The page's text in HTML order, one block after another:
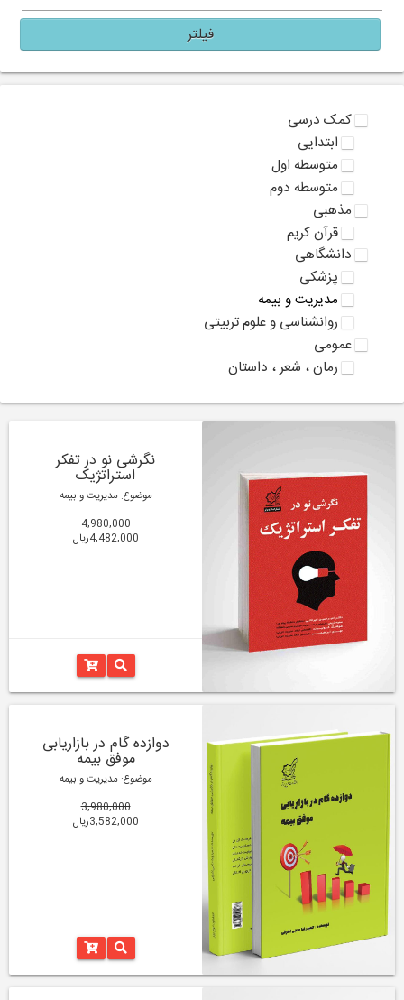
فیلتر
کمک درسی
ابتدایی
متوسطه اول
متوسطه دوم
مذهبی
قرآن کریم
دانشگاهی
پزشکی
مدیریت و بیمه
روانشناسی و علوم تربیتی
عمومی
رمان ، شعر ، داستان
نگرشی نو در تفکر
استراتژیک
موضوع: مدیریت و بیمه
4,980,000
4,482,000ریال
دوازده گام در بازاریابی
موفق بیمه
موضوع: مدیریت و بیمه
3,980,000
3,582,000ریال